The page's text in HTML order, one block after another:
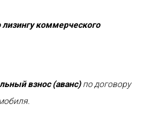
коммерческого
взнос (аванс)по договору